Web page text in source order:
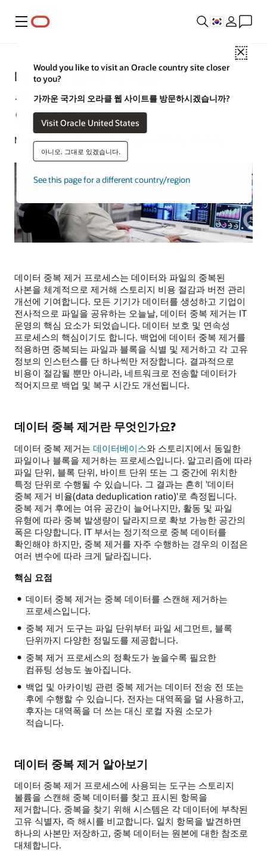
메뉴
Close
Would you like to visit an Oracle country site closer
to you?
가까운 국가의 오라클 웹 사이트를 방문하시겠습니까?
Visit Oracle United States
아니오. 그대로 있겠습니다.
See this page for a different country/region
데이터 중복 제거란
무엇인가요? 방법 및 이점
알아보기
Michael Chen | Content Strategist | 2024년 2월 14일
데이터 중복 제거 프로세스는 데이터와 파일의 중복된
사본을 체계적으로 제거해 스토리지 비용 절감과 버전 관리
개선에 기여합니다. 모든 기기가 데이터를 생성하고 기업이
전사적으로 파일을 공유하는 오늘날, 데이터 중복 제거는 IT
운영의 핵심 요소가 되었습니다. 데이터 보호 및 연속성
프로세스의 핵심이기도 합니다. 백업에 데이터 중복 제거를
적용하면 중복되는 파일과 블록을 식별 및 제거하고 각 고유
정보의 인스턴스를 단 하나씩만 저장합니다. 결과적으로
비용이 절감될 뿐만 아니라, 네트워크로 전송할 데이터가
적어지므로 백업 및 복구 시간도 개선됩니다.
데이터 중복 제거란 무엇인가요?
데이터 중복 제거는 데이터베이스와 스토리지에서 동일한
파일이나 블록을 제거하는 프로세스입니다. 알고리즘에 따라
파일 단위, 블록 단위, 바이트 단위 또는 그 중간에 위치한
특정 단위로 수행될 수 있습니다. 그 결과는 흔히 '데이터
중복 제거 비율(data deduplication ratio)'로 측정됩니다.
중복 제거 후에는 여유 공간이 늘어나지만, 활동 및 파일
유형에 따라 중복 발생량이 달라지므로 확보 가능한 공간의
폭은 다양합니다. IT 부서는 정기적으로 중복 데이터를
확인해야 하지만, 중복 제거를 자주 수행하는 경우의 이점은
여러 변수에 따라 크게 달라집니다.
핵심 요점
데이터 중복 제거는 중복 데이터를 스캔해 제거하는
프로세스입니다.
중복 제거 도구는 파일 단위부터 파일 세그먼트, 블록
단위까지 다양한 정밀도를 제공합니다.
중복 제거 프로세스의 정확도가 높을수록 필요한
컴퓨팅 성능도 높아집니다.
백업 및 아카이빙 관련 중복 제거는 데이터 전송 전 또는
후에 수행할 수 있습니다. 전자는 대역폭을 덜 사용하고,
후자는 대역폭을 더 쓰는 대신 로컬 자원 소모가
적습니다.
데이터 중복 제거 알아보기
데이터 중복 제거 프로세스에 사용되는 도구는 스토리지
볼륨을 스캔해 중복 데이터를 찾고 표시된 항목을
제거합니다. 중복을 찾기 위해 시스템은 각 데이터에 부착된
고유 식별자, 즉 해시를 비교합니다. 일치 항목을 발견하면
하나의 사본만 저장하고, 중복 데이터는 원본에 대한 참조로
대체합니다.